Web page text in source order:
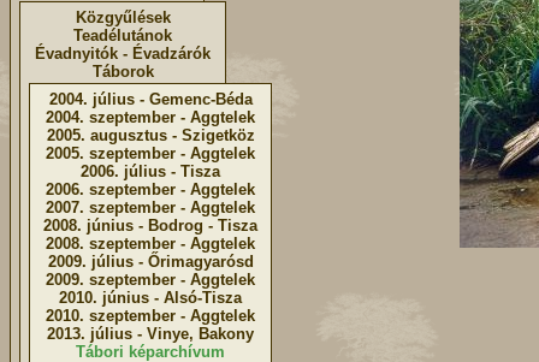
Közgyűlések
Teadélutánok
Évadnyitók - Évadzárók
Táborok
2004. július - Gemenc-Béda
2004. szeptember - Aggtelek
2005. augusztus - Szigetköz
2005. szeptember - Aggtelek
2006. július - Tisza
2006. szeptember - Aggtelek
2007. szeptember - Aggtelek
2008. június - Bodrog - Tisza
2008. szeptember - Aggtelek
2009. július - Őrimagyarósd
2009. szeptember - Aggtelek
2010. június - Alsó-Tisza
2010. szeptember - Aggtelek
2013. július - Vinye, Bakony
Tábori képarchívum